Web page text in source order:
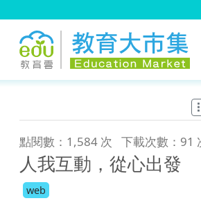
點閱數：1,584 次 下載次數：91
人我互動，從心出發
web